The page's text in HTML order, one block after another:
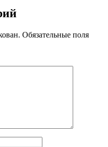
Обязательные поля